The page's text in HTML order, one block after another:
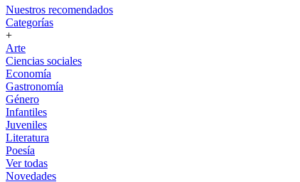
Nuestros recomendados
Categorías
+
Arte
Ciencias sociales
Economía
Gastronomía
Género
Infantiles
Juveniles
Literatura
Poesía
Ver todas
Novedades